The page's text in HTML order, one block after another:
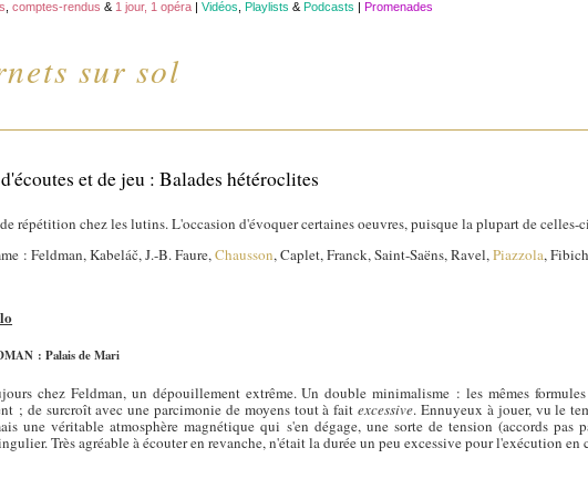
sur sol
comptes-rendus & 1 jour, 1 opéra | Vidéos Playlists & Podcasts | Promenades
et de jeu : Balades hétéroclites
répétition chez les lutins. L'occasion d'évoquer certaines oeuvres, puisque la plupart de celles-
: Feldman, Kabeláč, J.-B. Faure,Chausson, Caplet, Franck, Saint-Saëns, Ravel,Piazzola,
: Palais de Mari
chez Feldman, un dépouillement extrême. Un double minimalisme : les mêmes
; de surcroît avec une parcimonie de moyens tout à faitexcessive. Ennuyeux à jouer, vu le
une véritable atmosphère magnétique qui s'en dégage, une sorte de tension (accords pas
Très agréable à écouter en revanche, n'était la durée un peu excessive pour l'exécution